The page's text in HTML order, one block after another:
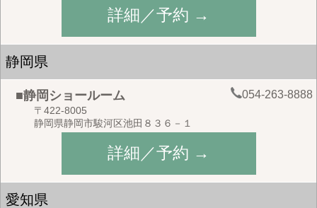
詳細／予約 →
静岡県
■静岡ショールーム 054-263-8888
〒422-8005
静岡県静岡市駿河区池田８３６－１
詳細／予約 →
愛知県